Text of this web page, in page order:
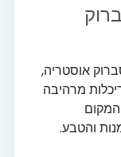
אוסטריה,
מרהיבה
והטבע.